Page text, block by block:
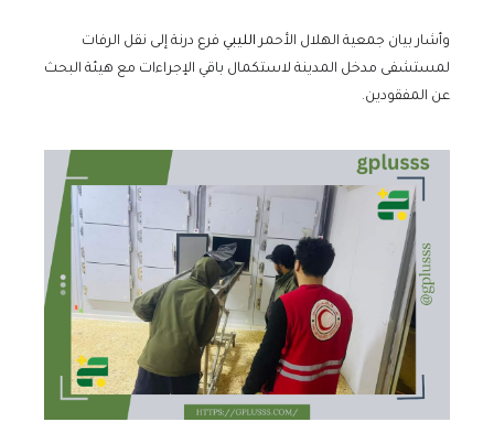
وأشار بيان جمعية الهلال الأحمرالليبي فرع درنة إلى نقل الرفات
لمستشفى مدخل المدينة لاستكمال باقي الإجراءات مع هيئة البحث
عن المفقودين.